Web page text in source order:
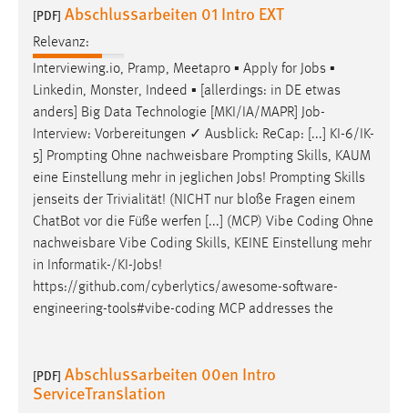
[PDF] Abschlussarbeiten 01 Intro EXT
Relevanz:
Interviewing.io, Pramp, Meetapro ▪ Apply for Jobs ▪
Linkedin, Monster, Indeed ▪ [allerdings: in DE etwas
anders] Big Data Technologie [MKI/IA/MAPR] Job-
Interview: Vorbereitungen ✓ Ausblick: ReCap: [...] KI-6/IK-
5] Prompting Ohne nachweisbare Prompting Skills, KAUM
eine Einstellung mehr in jeglichen Jobs! Prompting Skills
jenseits der Trivialität! (NICHT nur bloße Fragen einem
ChatBot vor die Füße werfen [...] (MCP) Vibe Coding Ohne
nachweisbare Vibe Coding Skills, KEINE Einstellung mehr
in Informatik-/KI-Jobs!
https://github.com/cyberlytics/awesome-software-
engineering-tools#vibe-coding MCP addresses the
[PDF] Abschlussarbeiten 00en Intro
ServiceTranslation